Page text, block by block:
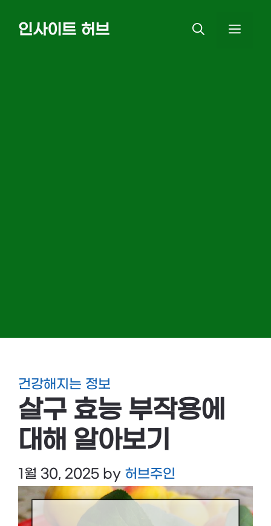
인사이트 허브
건강해지는 정보
살구 효능 부작용에
대해 알아보기
1월 30, 2025 by 허브주인